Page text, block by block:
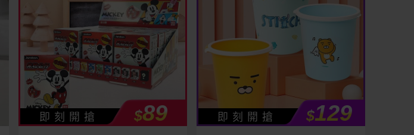
即 刻 開 搶 $89 即 刻 開 搶 $129